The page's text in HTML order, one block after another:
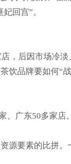
回宫”。
，后因市场冷
饮品牌要如何
广东50多家
要素的比拼